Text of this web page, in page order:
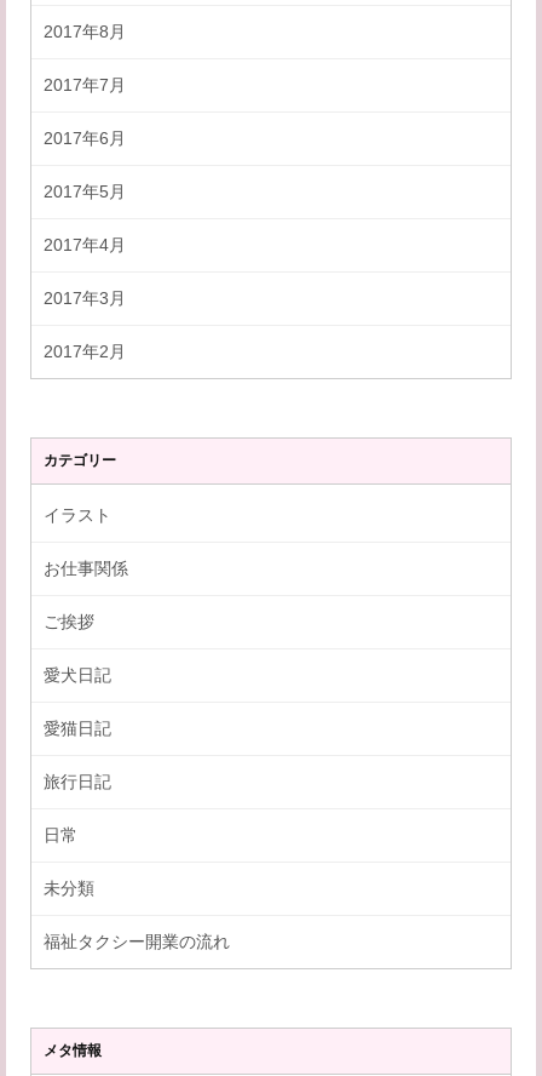
2017年8月
2017年7月
2017年6月
2017年5月
2017年4月
2017年3月
2017年2月
カテゴリー
イラスト
お仕事関係
ご挨拶
愛犬日記
愛猫日記
旅行日記
日常
未分類
福祉タクシー開業の流れ
メタ情報